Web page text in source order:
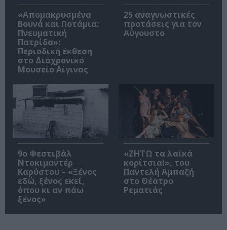
«Απομακρυσμένα
Βουνά και Ποτάμια:
Πνευματική
Πατρίδα»:
Περιοδική έκθεση
στο Διαχρονικό
Μουσείο Αίγινας
25 αναγνωστικές
προτάσεις για τον
Αύγουστο
9ο Φεστιβάλ
Ντοκιμαντέρ
Καρύστου – «Ξένος
εδώ, ξένος εκεί,
όπου κι αν πάω
ξένος»
«ΖΗΤΩ τα λαϊκά
κορίτσια!», του
Παντελή Αμπαζή
στο Θέατρο
Ρεματιάς